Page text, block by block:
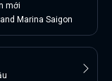
mới
Marina Saigon